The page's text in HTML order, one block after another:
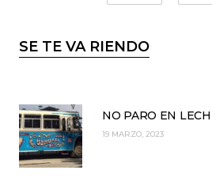
SE TE VA RIENDO
NO PARO EN
19 MARZO, 2023